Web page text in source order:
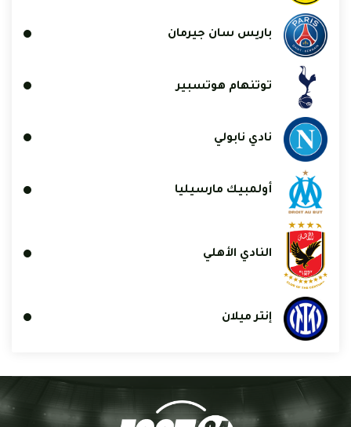
باريس سان جيرمان
توتنهام هوتسبير
نادي نابولي
أولمبيك مارسيليا
النادي الأهلي
إنتر ميلان